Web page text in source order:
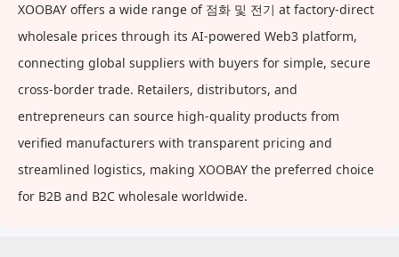
XOOBAY offers a wide range of 점화 및 전기 at factory-direct
wholesale prices through its AI-powered Web3 platform,
connecting global suppliers with buyers for simple, secure
cross-border trade. Retailers, distributors, and
entrepreneurs can source high-quality products from
verified manufacturers with transparent pricing and
streamlined logistics, making XOOBAY the preferred choice
for B2B and B2C wholesale worldwide.